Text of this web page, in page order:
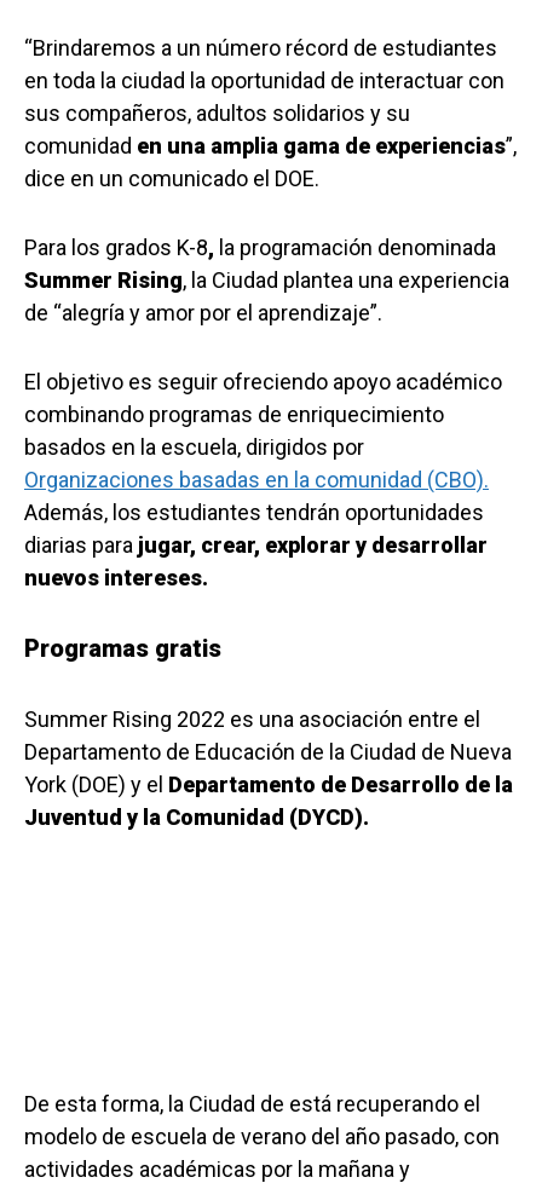
“Brindaremos a un número récord de estudiantes
en toda la ciudad la oportunidad de interactuar con
sus compañeros, adultos solidarios y su
comunidad en una amplia gama de experiencias”,
dice en un comunicado el DOE.
Para los grados K-8, la programación denominada
Summer Rising, la Ciudad plantea una experiencia
de “alegría y amor por el aprendizaje”.
El objetivo es seguir ofreciendo apoyo académico
combinando programas de enriquecimiento
basados ​​en la escuela, dirigidos por
Organizaciones basadas en la comunidad (CBO).
Además, los estudiantes tendrán oportunidades
diarias para jugar, crear, explorar y desarrollar
nuevos intereses.
Programas gratis
Summer Rising 2022 es una asociación entre el
Departamento de Educación de la Ciudad de Nueva
York (DOE) y el Departamento de Desarrollo de la
Juventud y la Comunidad (DYCD).
De esta forma, la Ciudad de está recuperando el
modelo de escuela de verano del año pasado, con
actividades académicas por la mañana y